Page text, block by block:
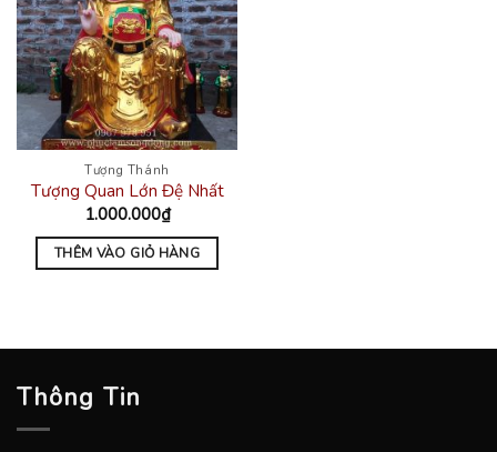
Tượng Thánh
Tượng Quan Lớn Đệ Nhất
1.000.000₫
THÊM VÀO GIỎ HÀNG
Thông Tin